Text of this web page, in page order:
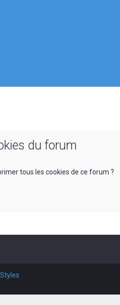
du forum
tous les cookies de ce forum ?